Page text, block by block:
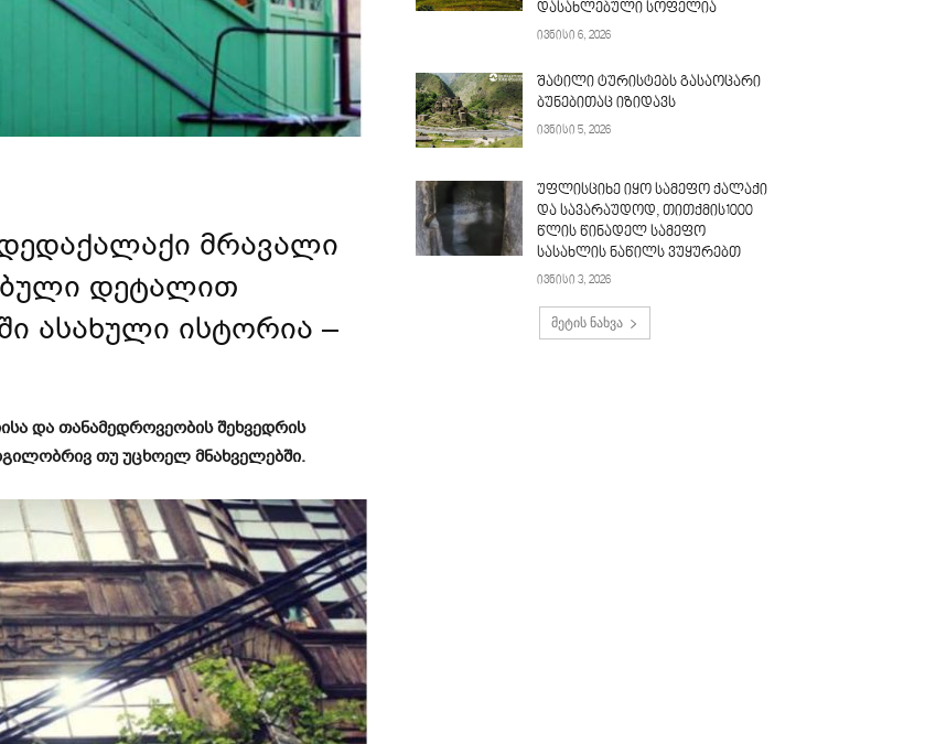
მრავალი
დეტალით
ასახული ისტორია –
და თანამედროვეობის შეხვედრის
თუ უცხოელ მნახველებში.
დასახლებული სოფელია
ივნისი 6, 2026
შატილი ტურისტებს გასაოცარი
ბუნებითაც იზიდავს
ივნისი 5, 2026
უფლისციხე იყო სამეფო ქალაქი
და სავარაუდოდ, თითქმის1000
წლის წინადელ სამეფო
სასახლის ნაწილს ვუყურებთ
ივნისი 3, 2026
მეტის ნახვა